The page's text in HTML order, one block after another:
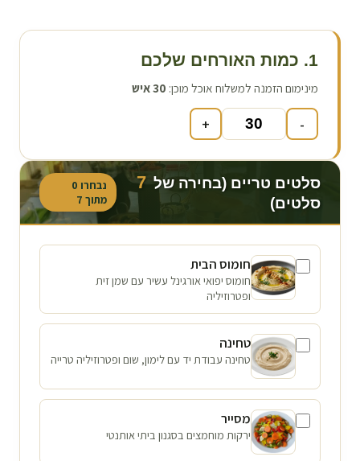
1. כמות האורחים שלכם
מינימום הזמנה למשלוח אוכל מוכן: 30איש
-
+
סלטים טריים (בחירה של 7
סלטים)
נבחרו 0
מתוך 7
חומוס הבית
חומוס יפואי אורגינל עשיר עם שמן זית
ופטרוזיליה
טחינה
טחינה עבודת יד עם לימון, שום ופטרוזיליה טרייה
מסייר
ירקות מוחמצים בסגנון ביתי אותנטי